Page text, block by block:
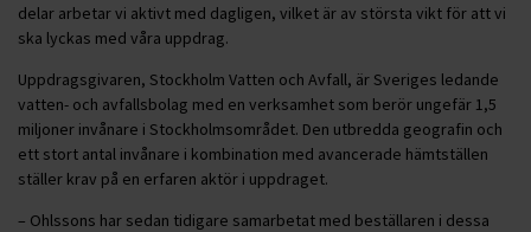
delar arbetar vi aktivt med dagligen, vilket är av största vikt för att vi
ska lyckas med våra uppdrag.
Uppdragsgivaren, Stockholm Vatten och Avfall, är Sveriges ledande
vatten- och avfallsbolag med en verksamhet som berör ungefär 1,5
miljoner invånare i Stockholmsområdet. Den utbredda geografin och
ett stort antal invånare i kombination med avancerade hämtställen
ställer krav på en erfaren aktör i uppdraget.
– Ohlssons har sedan tidigare samarbetat med beställaren i dessa